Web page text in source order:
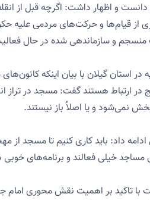
دانست و اظهار داشت: اگرچه قبل از
از قیام‌ها و حرکت‌های مردمی علیه
منسجم و سازماندهی شده در حال
در ارتباط هستند گفت: مسجد در تراز
نمی‌شود و یا اصلاً باز نیستند.
ادامه داد: باید کاری کنیم تا مسجد
مساجد خیلی فعالند و برنامه‌های خوبی
با تاکید بر اهمیت نقش محوری امام